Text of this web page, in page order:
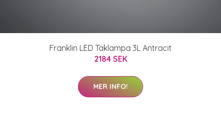
Franklin LED Taklampa 3L Antracit
2184 SEK
MER INFO!